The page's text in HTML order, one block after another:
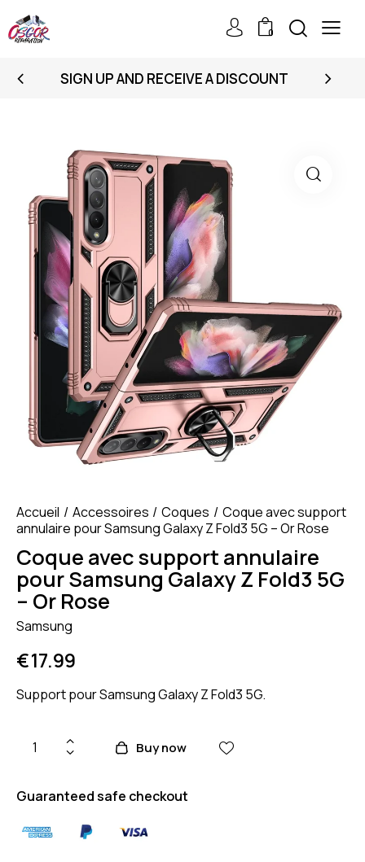
0
SIGN UP AND RECEIVE A DISCOUNT
Accueil Accessoires Coques
Coque avec support
annulaire pour Samsung Galaxy Z Fold3 5G – Or Rose
Coque avec support annulaire
pour Samsung Galaxy Z Fold3 5G
– Or Rose
Samsung
€17.99
Support pour Samsung Galaxy Z Fold3 5G.
Buy now
Guaranteed safe checkout